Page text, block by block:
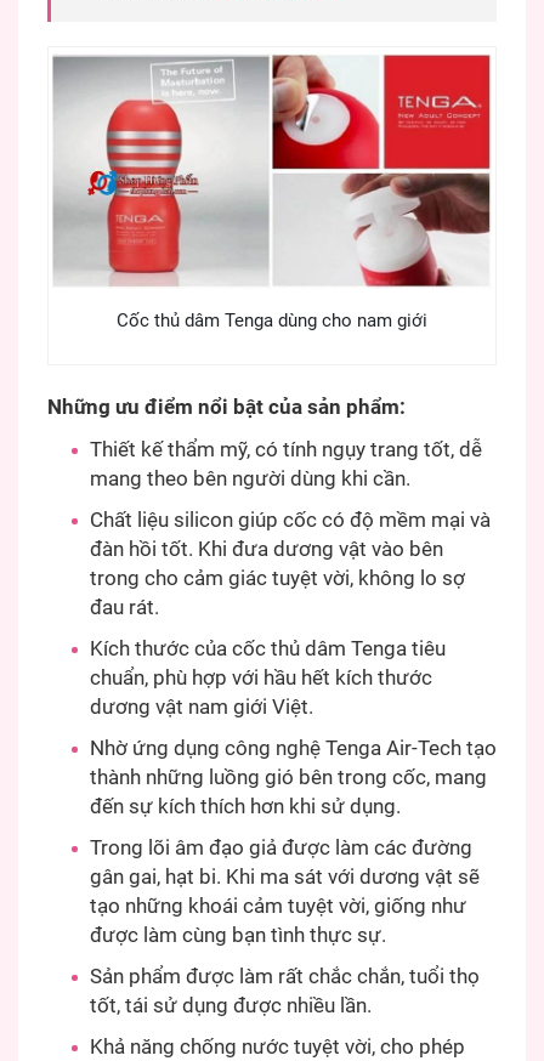
Cốc thủ dâm Tenga dùng cho nam giới
Những ưu điểm nổi bật của sản phẩm:
Thiết kế thẩm mỹ, có tính ngụy trang tốt, dễ
mang theo bên người dùng khi cần.
Chất liệu silicon giúp cốc có độ mềm mại và
đàn hồi tốt. Khi đưa dương vật vào bên
trong cho cảm giác tuyệt vời, không lo sợ
đau rát.
Kích thước của cốc thủ dâm Tenga tiêu
chuẩn, phù hợp với hầu hết kích thước
dương vật nam giới Việt.
Nhờ ứng dụng công nghệ Tenga Air-Tech tạo
thành những luồng gió bên trong cốc, mang
đến sự kích thích hơn khi sử dụng.
Trong lõi âm đạo giả được làm các đường
gân gai, hạt bi. Khi ma sát với dương vật sẽ
tạo những khoái cảm tuyệt vời, giống như
được làm cùng bạn tình thực sự.
Sản phẩm được làm rất chắc chắn, tuổi thọ
tốt, tái sử dụng được nhiều lần.
Khả năng chống nước tuyệt vời, cho phép